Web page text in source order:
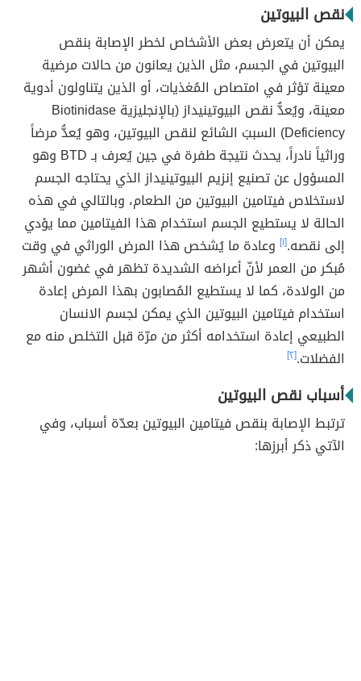
نقص البيوتين
يمكن أن يتعرض بعض الأشخاص لخطر الإصابة بنقص
البيوتين في الجسم، مثل الذين يعانون من حالات مرضية
معينة تؤثر في امتصاص المُغذيات، أو الذين يتناولون أدوية
معينة، ويُعدُّ نقص البيوتينيداز (بالإنجليزية Biotinidase
Deficiency) السببَ الشائع لنقص البيوتين، وهو يُعدُّ مرضاً
وراثياً نادراً، يحدث نتيجة طفرة في جين يُعرف بـ BTD وهو
المسؤول عن تصنيع إنزيم البيوتينيداز الذي يحتاجه الجسم
لاستخلاص فيتامين البيوتين من الطعام، وبالتالي في هذه
الحالة لا يستطيع الجسم استخدام هذا الفيتامين مما يؤدي
إلى نقصه.[١] وعادة ما يُشخص هذا المرض الوراثي في وقت
مُبكر من العمر لأنّ أعراضه الشديدة تظهر في غضون أشهر
من الولادة، كما لا يستطيع المُصابون بهذا المرض إعادة
استخدام فيتامين البيوتين الذي يمكن لجسم الانسان
الطبيعي إعادة استخدامه أكثر من مرّة قبل التخلص منه مع
الفضلات.[٢]
أسباب نقص البيوتين
ترتبط الإصابة بنقص فيتامين البيوتين بعدّة أسباب، وفي
الآتي ذكر أبرزها: